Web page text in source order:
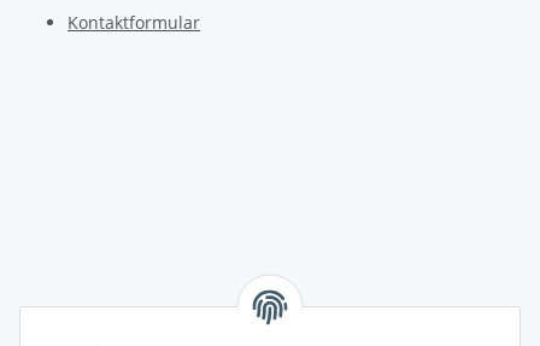
Kontaktformular